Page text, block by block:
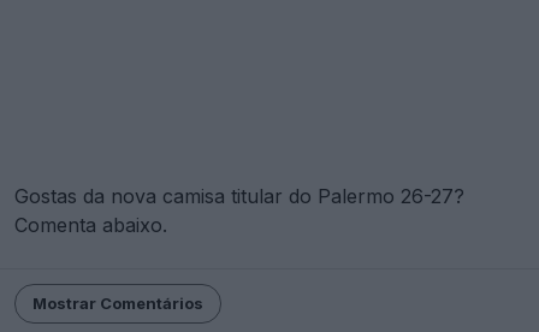
Gostas da nova camisa titular do Palermo 26-27?
Comenta abaixo.
Mostrar Comentários